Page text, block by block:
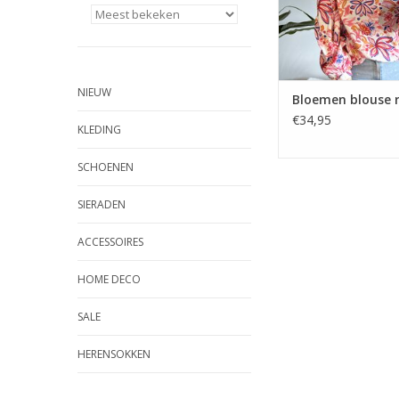
NIEUW
KLEDING
SCHOENEN
SIERADEN
ACCESSOIRES
HOME DECO
SALE
HERENSOKKEN
Bloemen blouse
€34,95